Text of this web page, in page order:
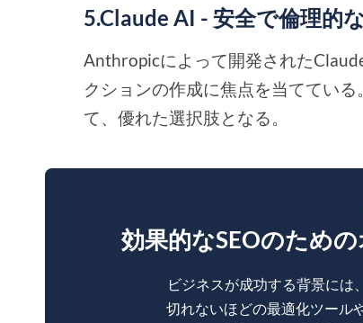
5.Claude AI - 安全で倫理的
Anthropicによって開発された
クションの作成に焦点を当ててい
て、優れた選択肢となる。
効果的なSEOのため
ビジネスが成功する背景には
切れないほどの最適化ツール